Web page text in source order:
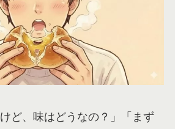
ど、味はどうなの？」「まず